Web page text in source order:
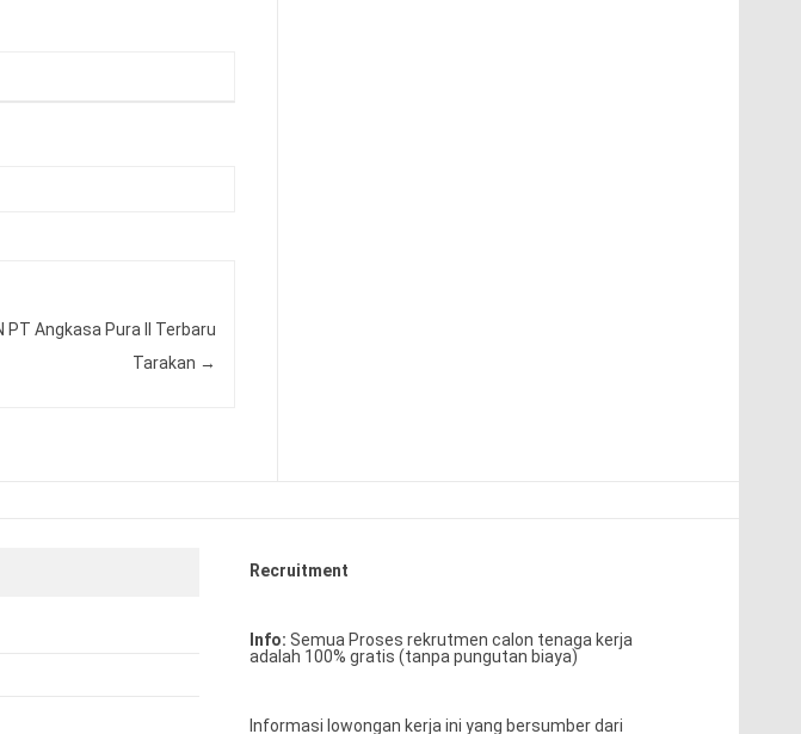
PT Angkasa Pura II Terbaru
Tarakan →
Recruitment
Info: Semua Proses rekrutmen calon tenaga kerja
adalah 100% gratis (tanpa pungutan biaya)
Informasi lowongan kerja ini yang bersumber dari